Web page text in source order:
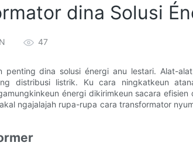
dina Solusi
47
penting dina solusi énergi anu lestari. Alat-
distribusi listrik. Ku cara ningkatkeun
énergi dikirimkeun sacara
ngajalajah rupa-rupa cara transformator